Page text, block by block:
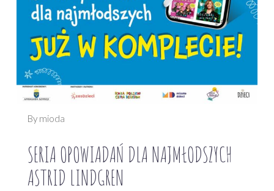
By mioda
SERIA OPOWIADAŃ DLA NAJMŁODSZYCH
ASTRID LINDGREN